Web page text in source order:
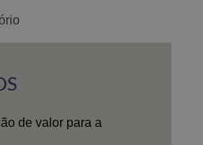
de valor para a